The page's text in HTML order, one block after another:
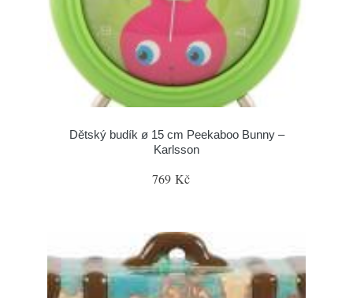
Dětský budík ø 15 cm Peekaboo Bunny –
Karlsson
769 Kč